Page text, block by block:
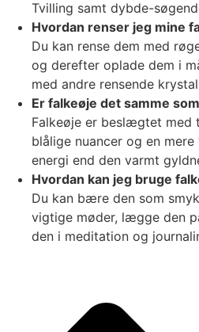
Tvilling samt dybde-
Hvordan renser jeg mine
Du kan rense dem med
og derefter oplade dem i
med andre rensende
Er falkeøje det samme
Falkeøje er beslægtet med
blålige nuancer og en
energi end den varmt
Hvordan kan jeg bruge
Du kan bære den som
vigtige møder, lægge den
den i meditation og